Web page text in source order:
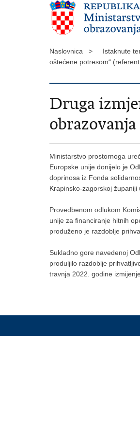
Naslovnica > Istaknute
oštećene potresom“
Druga
Ministarstvo prostornoga
Europske unije donijelo je
doprinosa iz Fonda
Krapinsko-zagorskoj županiji
Provedbenom odlukom
unije za financiranje hitnih
produženo je razdoblje
Sukladno gore navedenoj
produljilo razdoblje
travnja 2022. godine